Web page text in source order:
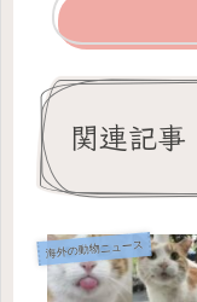
関連記事
海外の動物ニュース